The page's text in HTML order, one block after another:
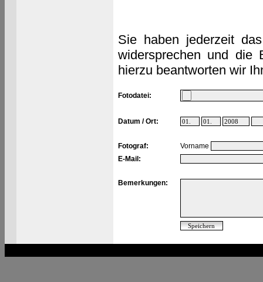
Sie haben jederzeit
widersprechen und die
hierzu beantworten wir
Fotodatei:
Datum / Ort:
Fotograf:
Vorname
E-Mail:
Bemerkungen: